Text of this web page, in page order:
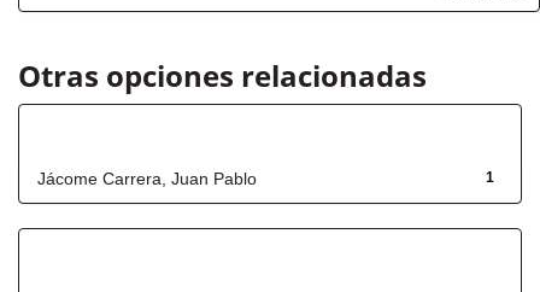
Otras opciones relacionadas
1
Jácome Carrera, Juan Pablo